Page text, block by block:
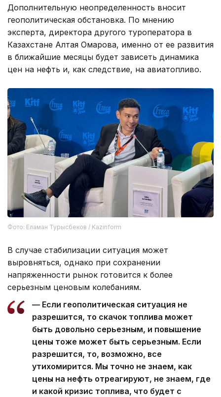
Дополнительную неопределенность вносит
геополитическая обстановка. По мнению
эксперта, директора другого туроператора в
Казахстане Алтая Омарова, именно от ее развития
в ближайшие месяцы будет зависеть динамика
цен на нефть и, как следствие, на авиатопливо.
Фото: Еламан Турысбеков / Kazinform
В случае стабилизации ситуация может
выровняться, однако при сохранении
напряженности рынок готовится к более
серьезным ценовым колебаниям.
— Если геополитическая ситуация не
разрешится, то скачок топлива может
быть довольно серьезным, и повышение
цены тоже может быть серьезным. Если
разрешится, то, возможно, все
утихомирится. Мы точно не знаем, как
цены на нефть отреагируют, не знаем, где
и какой кризис топлива, что будет с